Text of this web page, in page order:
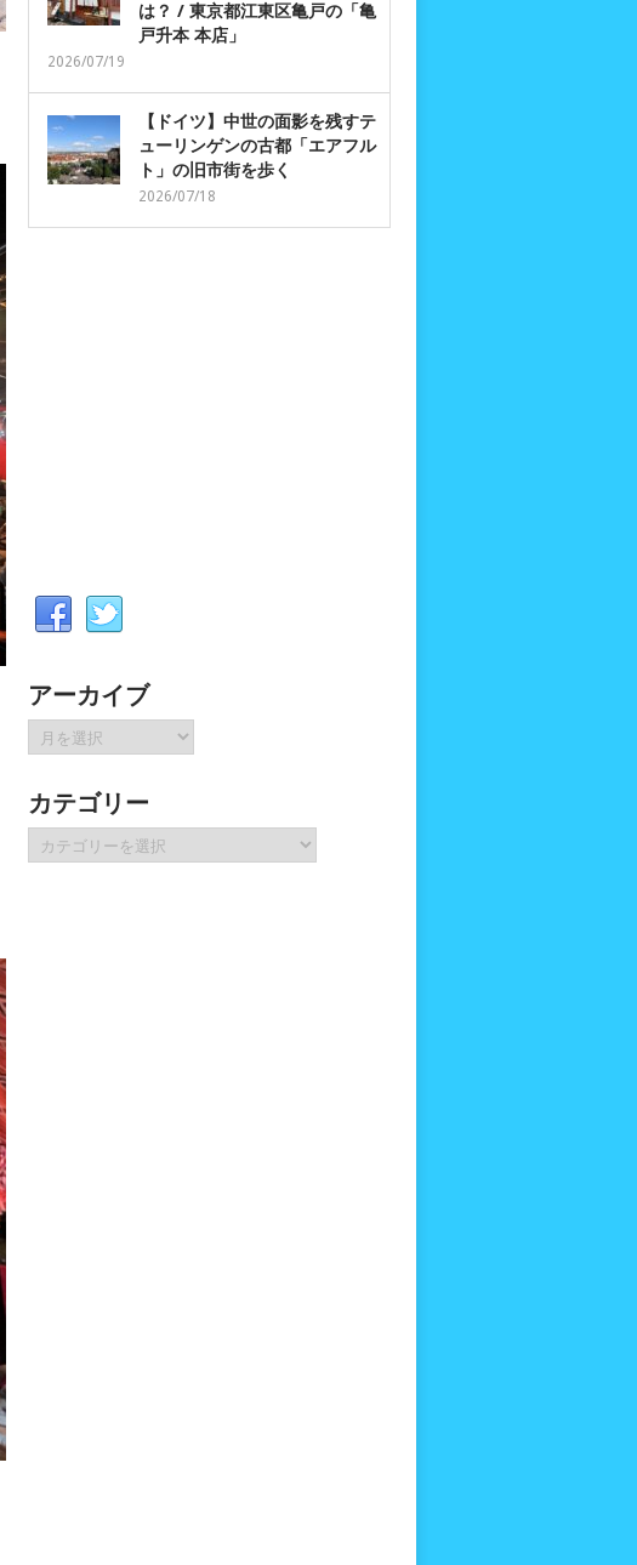
は？ / 東京都江東区亀戸の「亀
戸升本 本店」
2026/07/19
【ドイツ】中世の面影を残すテ
ューリンゲンの古都「エアフル
ト」の旧市街を歩く
2026/07/18
アーカイブ
ア
ー
イ
ブ
カテゴリー
テ